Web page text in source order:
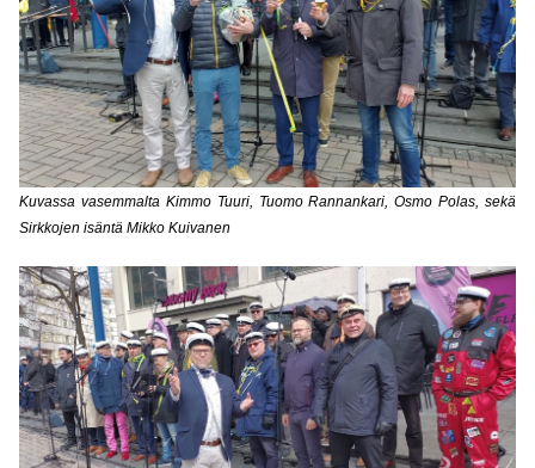
Kuvassa vasemmalta Kimmo Tuuri, Tuomo Rannankari, Osmo Polas, sekä
Sirkkojen isäntä Mikko Kuivanen